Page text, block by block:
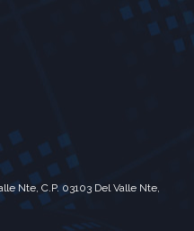
Nte, C.P. 03103 Del Valle Nte,